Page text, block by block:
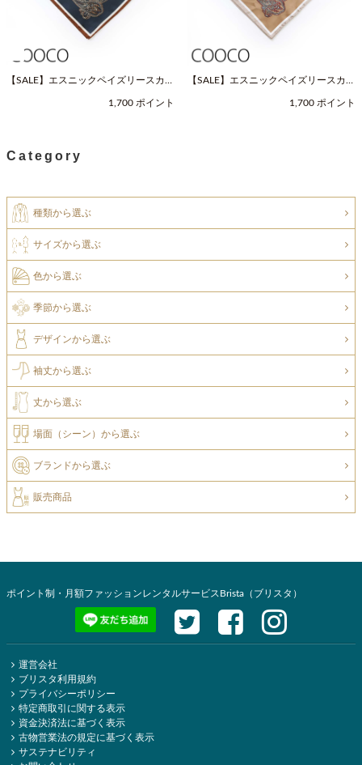
【SALE】エスニックペイズリースカー
1,700 ポイント
【SALE】エスニックペイズリースカー
1,700 ポイント
Category
種類から選ぶ
サイズから選ぶ
色から選ぶ
季節から選ぶ
デザインから選ぶ
袖丈から選ぶ
丈から選ぶ
場面（シーン）から選ぶ
ブランドから選ぶ
販売商品
ポイント制・月額ファッションレンタルサービスBrista（ブリスタ）
運営会社
ブリスタ利用規約
プライバシーポリシー
特定商取引に関する表示
資金決済法に基づく表示
古物営業法の規定に基づく表示
サステナビリティ